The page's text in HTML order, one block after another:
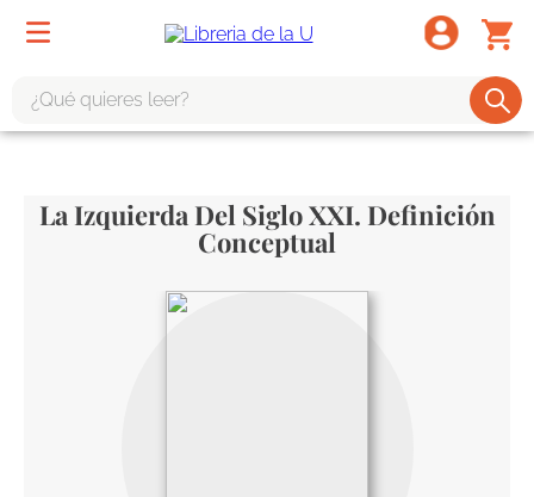
La Izquierda Del Siglo XXI. Definición
Conceptual
tote bag -
edición especial